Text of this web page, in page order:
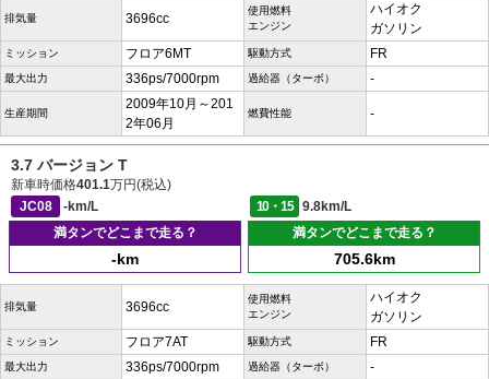
排気量 3696cc
使用燃料
エンジン
ハイオク
ガソリン
ミッション フロア6MT 駆動方式 FR
最大出力 336ps/7000rpm 過給器（ターボ） -
生産期間
2009年10月～201
2年06月
燃費性能 -
3.7 バージョン T
新車時価格401.1万円(税込)
JC08
-km/L 10・15
9.8km/L
満タンでどこまで走る？
-km
満タンでどこまで走る？
705.6km
排気量 3696cc
使用燃料
エンジン
ハイオク
ガソリン
ミッション フロア7AT 駆動方式 FR
最大出力 336ps/7000rpm 過給器（ターボ） -